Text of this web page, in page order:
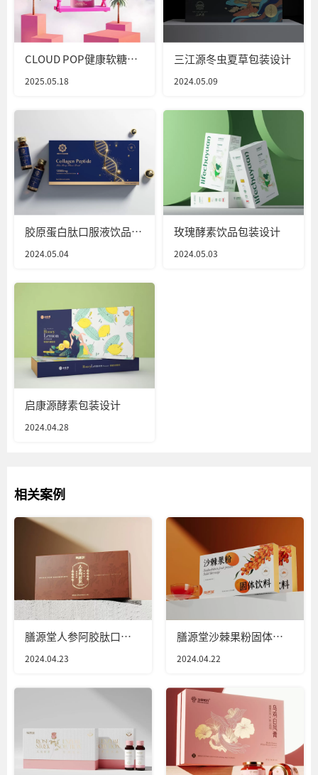
CLOUD POP健康软糖包
2025.05.18
三江源冬虫夏草包装设计
2024.05.09
胶原蛋白肽口服液饮品包
2024.05.04
玫瑰酵素饮品包装设计
2024.05.03
启康源酵素包装设计
2024.04.28
相关案例
膳源堂人参阿胶肽口服
2024.04.23
膳源堂沙棘果粉固体饮
2024.04.22